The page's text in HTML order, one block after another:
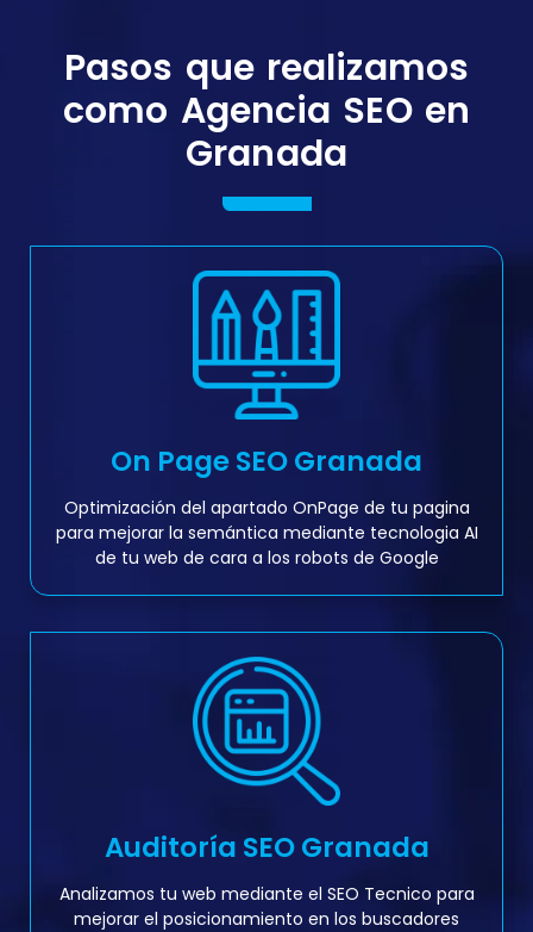
Pasos que realizamos
como Agencia SEO en
Granada
On Page SEO Granada
Optimización del apartado OnPage de tu pagina
para mejorar la semántica mediante tecnologia AI
de tu web de cara a los robots de Google
Auditoría SEO Granada
Analizamos tu web mediante el SEO Tecnico para
mejorar el posicionamiento en los buscadores